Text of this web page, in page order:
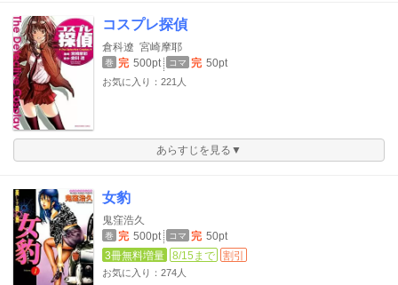
コスプレ探偵
倉科遼 宮崎摩耶
巻 完 500pt コマ 完 50pt
お気に入り：221人
あらすじを見る▼
女豹
鬼窪浩久
巻 完 500pt コマ 完 50pt
3冊無料増量
8/15まで 割引
お気に入り：274人